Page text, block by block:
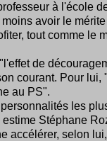
à l'école
avoir le
tout comme le
de
courant. Pour
au PS".
les
Stéphane
accélérer, selon